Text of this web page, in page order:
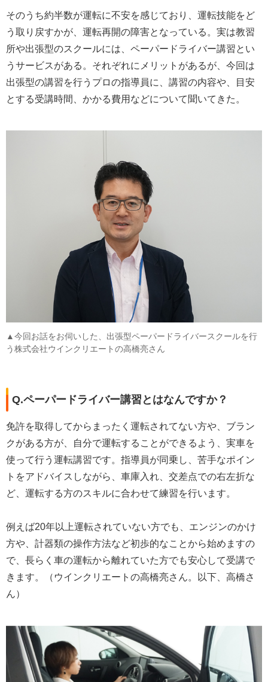
そのうち約半数が運転に不安を感じており、運転技能をど
う取り戻すかが、運転再開の障害となっている。実は教習
所や出張型のスクールには、ペーパードライバー講習とい
うサービスがある。それぞれにメリットがあるが、今回は
出張型の講習を行うプロの指導員に、講習の内容や、目安
とする受講時間、かかる費用などについて聞いてきた。
▲今回お話をお伺いした、出張型ペーパードライバースクールを行
う株式会社ウインクリエートの高橋亮さん
Q.ペーパードライバー講習とはなんですか？
免許を取得してからまったく運転されてない方や、ブラン
クがある方が、自分で運転することができるよう、実車を
使って行う運転講習です。指導員が同乗し、苦手なポイン
トをアドバイスしながら、車庫入れ、交差点での右左折な
ど、運転する方のスキルに合わせて練習を行います。
例えば20年以上運転されていない方でも、エンジンのかけ
方や、計器類の操作方法など初歩的なことから始めますの
で、長らく車の運転から離れていた方でも安心して受講で
きます。（ウインクリエートの高橋亮さん。以下、高橋さ
ん）